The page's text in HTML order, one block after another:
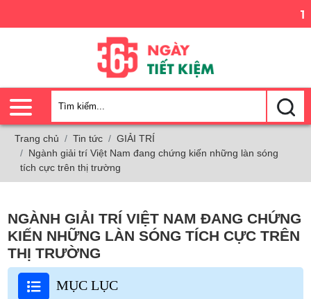
Trang chủ Tin tức
GIẢI TRÍ
Ngành giải trí Việt Nam đang chứng kiến những làn sóng
tích cực trên thị trường
NGÀNH GIẢI TRÍ VIỆT NAM ĐANG CHỨNG
KIẾN NHỮNG LÀN SÓNG TÍCH CỰC TRÊN
THỊ TRƯỜNG
MỤC LỤC